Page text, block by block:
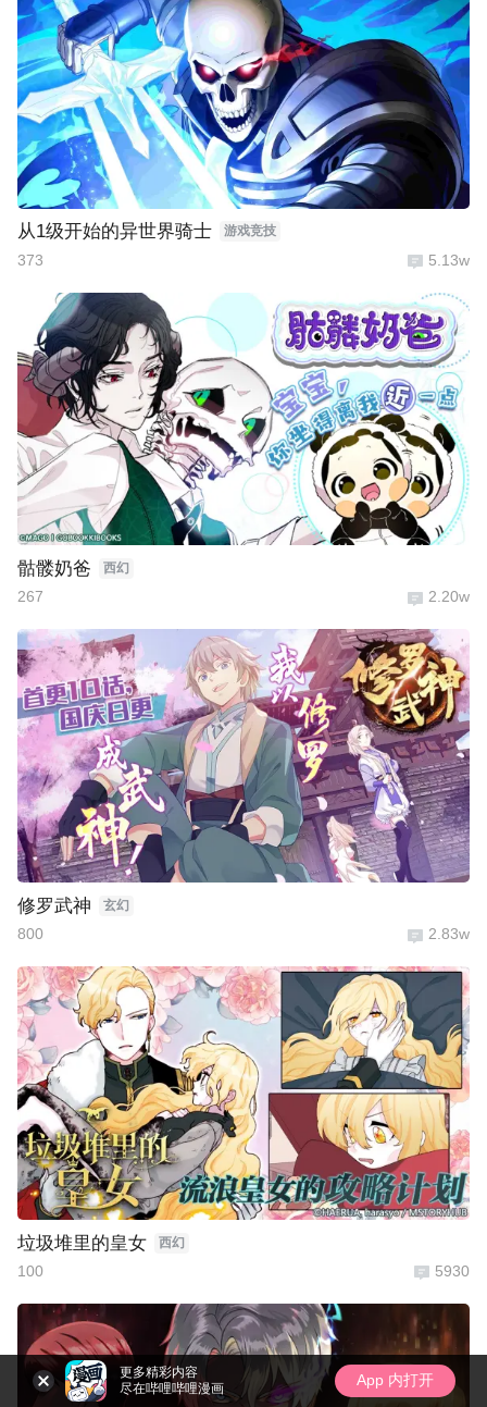
从1级开始的异世界骑士 游戏竞技
373 5.13w
骷髅奶爸 西幻
267 2.20w
修罗武神 玄幻
800 2.83w
垃圾堆里的皇女 西幻
100 5930
更多精彩内容
尽在哔哩哔哩漫画
App 内打开